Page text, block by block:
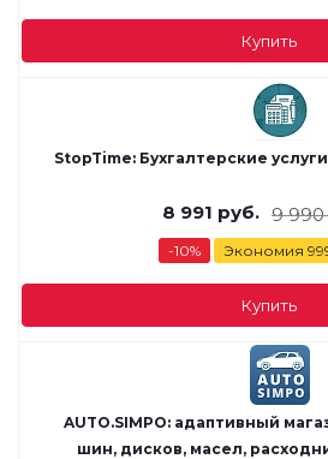
Купить
StopTime: Бухгалтерские
8 991 руб. 9 990
-10% Экономия
Купить
AUTO.SIMPO: адаптивный
шин, дисков, масел,